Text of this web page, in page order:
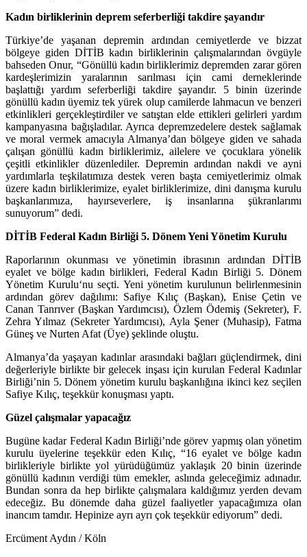
Kadın birliklerinin deprem seferberliği takdire şayandır
Türkiye’de yaşanan depremin ardından cemiyetlerde ve bizzat
bölgeye giden DİTİB kadın birliklerinin çalışmalarından övgüyle
bahseden Onur, “Gönüllü kadın birliklerimiz depremden zarar gören
kardeşlerimizin yaralarının sarılması için cami derneklerinde
başlattığı yardım seferberliği takdire şayandır. 5 binin üzerinde
gönüllü kadın üyemiz tek yürek olup camilerde lahmacun ve benzeri
etkinlikleri gerçekleştirdiler ve satıştan elde ettikleri gelirleri yardım
kampanyasına bağışladılar. Ayrıca depremzedelere destek sağlamak
ve moral vermek amacıyla Almanya’dan bölgeye giden ve sahada
çalışan gönüllü kadın birliklerimiz, ailelere ve çocuklara yönelik
çeşitli etkinlikler düzenlediler. Depremin ardından nakdi ve ayni
yardımlarla teşkilatımıza destek veren başta cemiyetlerimiz olmak
üzere kadın birliklerimize, eyalet birliklerimize, dini danışma kurulu
başkanlarımıza, hayırseverlere, iş insanlarına şükranlarımı
sunuyorum” dedi.
DİTİB Federal Kadın Birliği 5. Dönem Yeni Yönetim Kurulu
Raporlarının okunması ve yönetimin ibrasının ardından DİTİB
eyalet ve bölge kadın birlikleri, Federal Kadın Birliği 5. Dönem
Yönetim Kurulu‘nu seçti. Yeni yönetim kurulunun belirlenmesinin
ardından görev dağılımı: Safiye Kılıç (Başkan), Enise Çetin ve
Canan Tanrıver (Başkan Yardımcısı), Özlem Ödemiş (Sekreter), F.
Zehra Yılmaz (Sekreter Yardımcısı), Ayla Şener (Muhasip), Fatma
Güneş ve Nurten Afat (Üye) şeklinde oluştu.
Almanya’da yaşayan kadınlar arasındaki bağları güçlendirmek, dini
değerleriyle birlikte bir gelecek inşası için kurulan Federal Kadınlar
Birliği’nin 5. Dönem yönetim kurulu başkanlığına ikinci kez seçilen
Safiye Kılıç, teşekkür konuşması yaptı.
Güzel çalışmalar yapacağız
Bugüne kadar Federal Kadın Birliği’nde görev yapmış olan yönetim
kurulu üyelerine teşekkür eden Kılıç, “16 eyalet ve bölge kadın
birlikleriyle birlikte yol yürüdüğümüz yaklaşık 20 binin üzerinde
gönüllü kadının verdiği tüm emekler, aslında geleceğimiz adınadır.
Bundan sonra da hep birlikte çalışmalara kaldığımız yerden devam
edeceğiz. Bu dönemde daha güzel faaliyetler yapacağımıza olan
inancım tamdır. Hepinize ayrı ayrı çok teşekkür ediyorum” dedi.
Ercüment Aydın / Köln